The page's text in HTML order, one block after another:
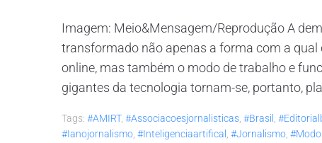
Imagem: Meio&Mensagem/Reprodução A
transformado não apenas a forma com a
online, mas também o modo de trabalho e
gigantes da tecnologia tornam-se, portanto,
Tags: #AMIRT, #associacoesjornalisticas #brasil
#ianojornalismo #inteligenciaartifical #jornalismo